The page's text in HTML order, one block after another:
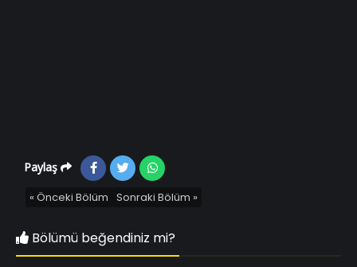
Paylaş
« Önceki Bölüm Sonraki Bölüm »
Bölümü beğendiniz mi?